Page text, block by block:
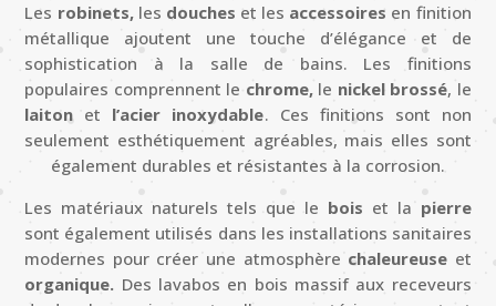
Les robinets,les douches et les accessoires en finition
métallique ajoutent une touche d’élégance et de
sophistication à la salle de bains. Les finitions
populaires comprennent le chrome,le nickel brossé, le
laiton et l’acier inoxydable. Ces finitions sont non
seulement esthétiquement agréables, mais elles sont
également durables et résistantes à la corrosion.
Les matériaux naturels tels que le bois et la pierre
sont également utilisés dans les installations sanitaires
modernes pour créer une atmosphère chaleureuse et
organique. Des lavabos en bois massif aux receveurs